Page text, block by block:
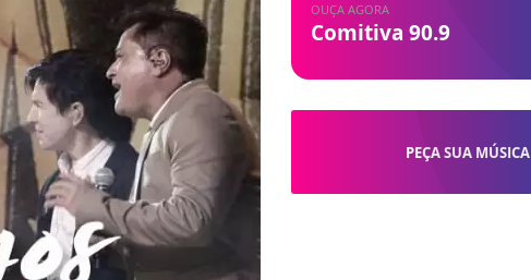
PEÇA SUA MÚSICA
OUÇA AGORA
Comitiva 90.9